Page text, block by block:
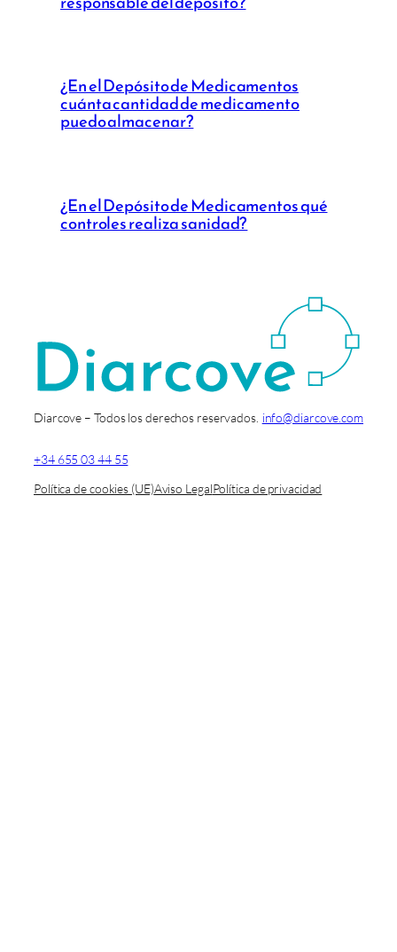
¿En el Depósito de Medicamentos
cuánta cantidad de medicamento
puedo almacenar?
¿En el Depósito de Medicamentos qué
controles realiza sanidad?
Diarcove – Todos los derechos reservados. info@diarcove.com
+34 655 03 44 55
Política de cookies (UE)Aviso LegalPolítica de privacidad